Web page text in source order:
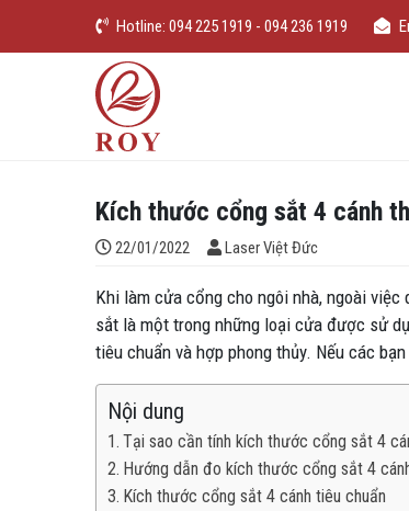
Chuyển đến nội dung
Hotline: 094 225 1919 - 094 236 1919
Laser Việt Đức
Kích thước cổng sắt 4 cánh
22/01/2022 Đăng bởi
Laser Việt Đức
Khi làm cửa cổng cho ngôi nhà, ngoài
sắt là một trong những loại cửa được sử
tiêu chuẩn và hợp phong thủy. Nếu các
Nội dung
Tại sao cần tính kích thước cổng sắt 4
Hướng dẫn đo kích thước cổng sắt 4
Kích thước cổng sắt 4 cánh tiêu chuẩn